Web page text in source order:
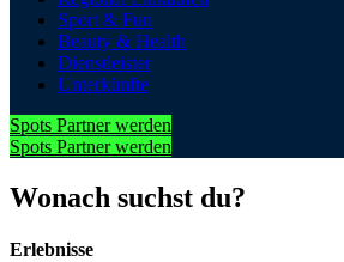
Sport & Fun
Beauty & Health
Dienstleister
Unterkünfte
Spots Partner werden
Spots Partner werden
Wonach suchst du?
Erlebnisse